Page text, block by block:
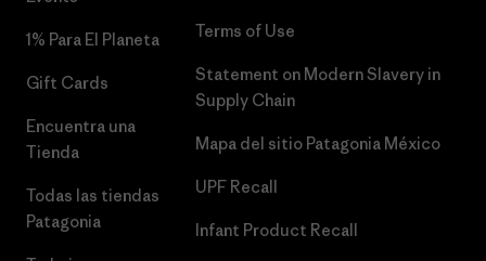
1% Para El Planeta
Gift Cards
Encuentra una
Tienda
Todas las tiendas
Patagonia
Terms of Use
Statement on Modern Slavery in
Supply Chain
Mapa del sitio Patagonia México
UPF Recall
Infant Product Recall